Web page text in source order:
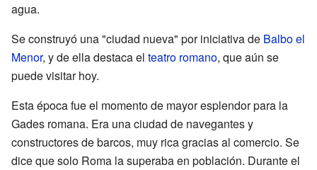
agua.
Se construyó una "ciudad nueva" por iniciativa de Balbo el
Menor, y de ella destaca el teatro romano, que aún se
puede visitar hoy.
Esta época fue el momento de mayor esplendor para la
Gades romana. Era una ciudad de navegantes y
constructores de barcos, muy rica gracias al comercio. Se
dice que solo Roma la superaba en población. Durante el